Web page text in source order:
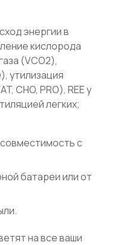
энергии в
кислорода
(VCO2),
утилизация
CHO, PRO), REE у
легких;
с
батареи или от
на все ваши